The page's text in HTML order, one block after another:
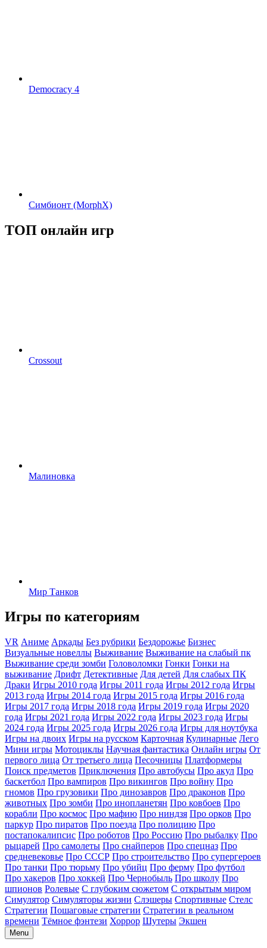
Democracy 4
Симбионт (MorphX)
ТОП онлайн игр
Crossout
Малиновка
Мир Танков
Игры по категориям
VR Аниме Аркады Без рубрики Бездорожье Бизнес
Визуальные новеллы Выживание Выживание на слабый пк
Выживание среди зомби Головоломки Гонки Гонки на
выживание Дрифт Детективные Для детей Для слабых ПК
Драки Игры 2010 года Игры 2011 года Игры 2012 года Игры
2013 года Игры 2014 года Игры 2015 года Игры 2016 года
Игры 2017 года Игры 2018 года Игры 2019 года Игры 2020
года Игры 2021 года Игры 2022 года Игры 2023 года Игры
2024 года Игры 2025 года Игры 2026 года Игры для ноутбука
Игры на двоих Игры на русском Карточная Кулинарные Лего
Мини игры Мотоциклы Научная фантастика Онлайн игры От
первого лица От третьего лица Песочницы Платформеры
Поиск предметов Приключения Про автобусы Про акул Про
баскетбол Про вампиров Про викингов Про войну Про
гномов Про грузовики Про динозавров Про драконов Про
животных Про зомби Про инопланетян Про ковбоев Про
корабли Про космос Про мафию Про ниндзя Про орков Про
паркур Про пиратов Про поезда Про полицию Про
постапокалипсис Про роботов Про Россию Про рыбалку Про
рыцарей Про самолеты Про снайперов Про спецназ Про
средневековье Про СССР Про строительство Про супергероев
Про танки Про тюрьму Про убийц Про ферму Про футбол
Про хакеров Про хоккей Про Чернобыль Про школу Про
шпионов Ролевые С глубоким сюжетом С открытым миром
Симулятор Симуляторы жизни Слэшеры Спортивные Стелс
Стратегии Пошаговые стратегии Стратегии в реальном
времени Тёмное фэнтези Хоррор Шутеры Экшен
Menu